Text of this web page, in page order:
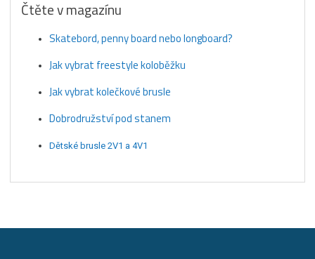
Čtěte v magazínu
Skatebord, penny board nebo longboard?
Jak vybrat freestyle koloběžku
Jak vybrat kolečkové brusle
Dobrodružství pod stanem
Dětské brusle 2V1 a 4V1